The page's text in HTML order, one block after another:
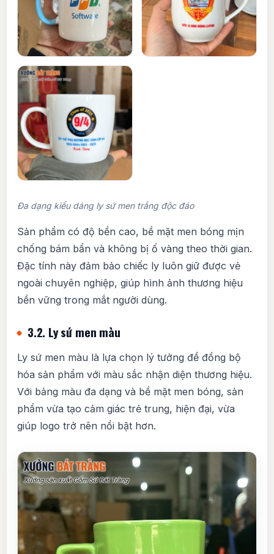
Đa dạng kiểu dáng ly sứ men trắng độc đáo
Sản phẩm có độ bền cao, bề mặt men bóng mịn
chống bám bẩn và không bị ố vàng theo thời gian.
Đặc tính này đảm bảo chiếc ly luôn giữ được vẻ
ngoài chuyên nghiệp, giúp hình ảnh thương hiệu
bền vững trong mắt người dùng.
3.2. Ly sứ men màu
Ly sứ men màu là lựa chọn lý tưởng để đồng bộ
hóa sản phẩm với màu sắc nhận diện thương hiệu.
Với bảng màu đa dạng và bề mặt men bóng, sản
phẩm vừa tạo cảm giác trẻ trung, hiện đại, vừa
giúp logo trở nên nổi bật hơn.